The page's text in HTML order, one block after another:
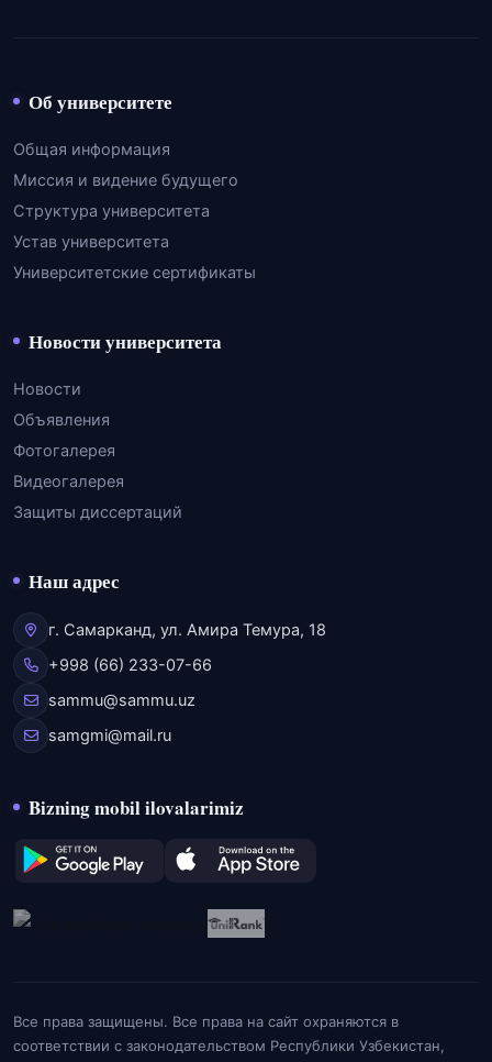
Об университете
Общая информация
Миссия и видение будущего
Структура университета
Устав университета
Университетские сертификаты
Новости университета
Новости
Объявления
Фотогалерея
Видеогалерея
Защиты диссертаций
Наш адрес
г. Самарканд, ул. Амира Темура, 18
+998 (66) 233-07-66
sammu@sammu.uz
samgmi@mail.ru
Bizning mobil ilovalarimiz
Все права защищены. Все права на сайт охраняются в
соответствии с законодательством Республики Узбекистан,